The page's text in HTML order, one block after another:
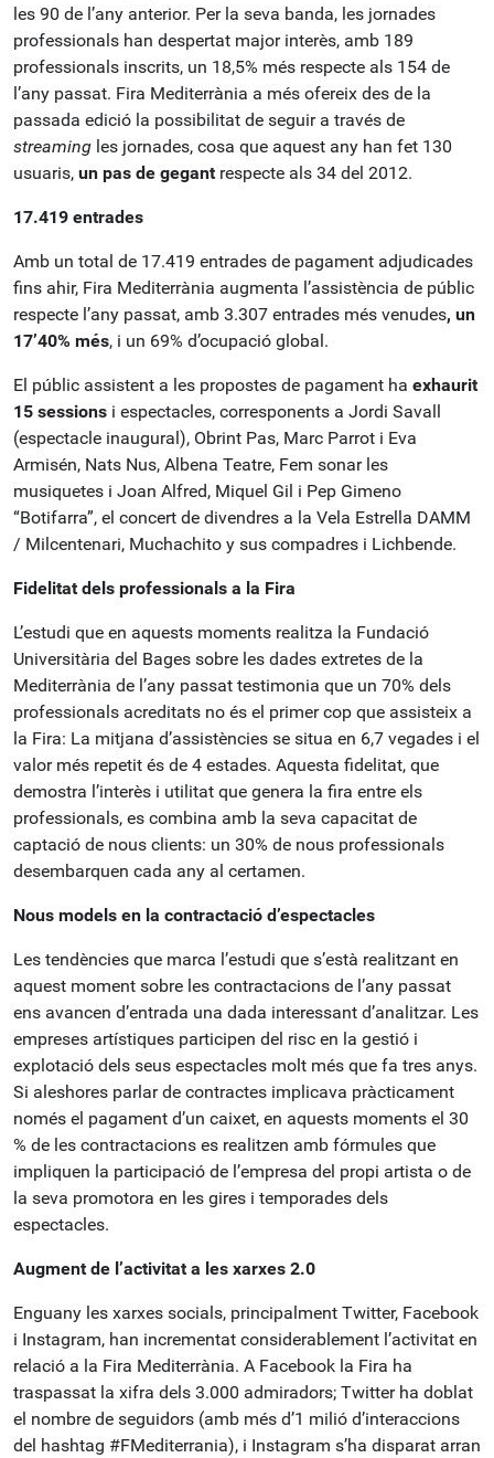
les 90 de l’any anterior. Per la seva banda, les jornades
professionals han despertat major interès, amb 189
professionals inscrits, un 18,5% més respecte als 154 de
l’any passat. Fira Mediterrània a més ofereix des de la
passada edició la possibilitat de seguir a través de
streaming les jornades, cosa que aquest any han fet 130
usuaris, un pas de gegant respecte als 34 del 2012.
17.419 entrades
Amb un total de 17.419 entrades de pagament adjudicades
fins ahir, Fira Mediterrània augmenta l’assistència de públic
respecte l’any passat, amb 3.307 entrades més venudes, un
17’40% més, i un 69% d’ocupació global.
El públic assistent a les propostes de pagament ha exhaurit
15 sessions i espectacles, corresponents a Jordi Savall
(espectacle inaugural), Obrint Pas, Marc Parrot i Eva
Armisén, Nats Nus, Albena Teatre, Fem sonar les
musiquetes i Joan Alfred, Miquel Gil i Pep Gimeno
“Botifarra”, el concert de divendres a la Vela Estrella DAMM
/ Milcentenari, Muchachito y sus compadres i Lichbende.
Fidelitat dels professionals a la Fira
L’estudi que en aquests moments realitza la Fundació
Universitària del Bages sobre les dades extretes de la
Mediterrània de l’any passat testimonia que un 70% dels
professionals acreditats no és el primer cop que assisteix a
la Fira: La mitjana d’assistències se situa en 6,7 vegades i el
valor més repetit és de 4 estades. Aquesta fidelitat, que
demostra l’interès i utilitat que genera la fira entre els
professionals, es combina amb la seva capacitat de
captació de nous clients: un 30% de nous professionals
desembarquen cada any al certamen.
Nous models en la contractació d’espectacles
Les tendències que marca l’estudi que s’està realitzant en
aquest moment sobre les contractacions de l’any passat
ens avancen d’entrada una dada interessant d’analitzar. Les
empreses artístiques participen del risc en la gestió i
explotació dels seus espectacles molt més que fa tres anys.
Si aleshores parlar de contractes implicava pràcticament
només el pagament d’un caixet, en aquests moments el 30
% de les contractacions es realitzen amb fórmules que
impliquen la participació de l’empresa del propi artista o de
la seva promotora en les gires i temporades dels
espectacles.
Augment de l’activitat a les xarxes 2.0
Enguany les xarxes socials, principalment Twitter, Facebook
i Instagram, han incrementat considerablement l’activitat en
relació a la Fira Mediterrània. A Facebook la Fira ha
traspassat la xifra dels 3.000 admiradors; Twitter ha doblat
el nombre de seguidors (amb més d’1 milió d’interaccions
del hashtag #FMediterrania), i Instagram s’ha disparat arran